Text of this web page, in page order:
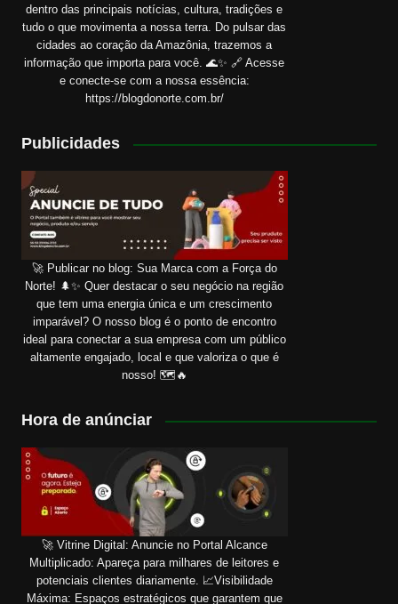
dentro das principais notícias, cultura, tradições e
tudo o que movimenta a nossa terra. Do pulsar das
cidades ao coração da Amazônia, trazemos a
informação que importa para você. 🌊✨ 🔗 Acesse
e conecte-se com a nossa essência:
https://blogdonorte.com.br/
Publicidades
🚀 Publicar no blog: Sua Marca com a Força do
Norte! 🌲✨ Quer destacar o seu negócio na região
que tem uma energia única e um crescimento
imparável? O nosso blog é o ponto de encontro
ideal para conectar a sua empresa com um público
altamente engajado, local e que valoriza o que é
nosso! 🗺️🔥
Hora de anúnciar
🚀 Vitrine Digital: Anuncie no Portal Alcance
Multiplicado: Apareça para milhares de leitores e
potenciais clientes diariamente. 📈Visibilidade
Máxima: Espaços estratégicos que garantem que